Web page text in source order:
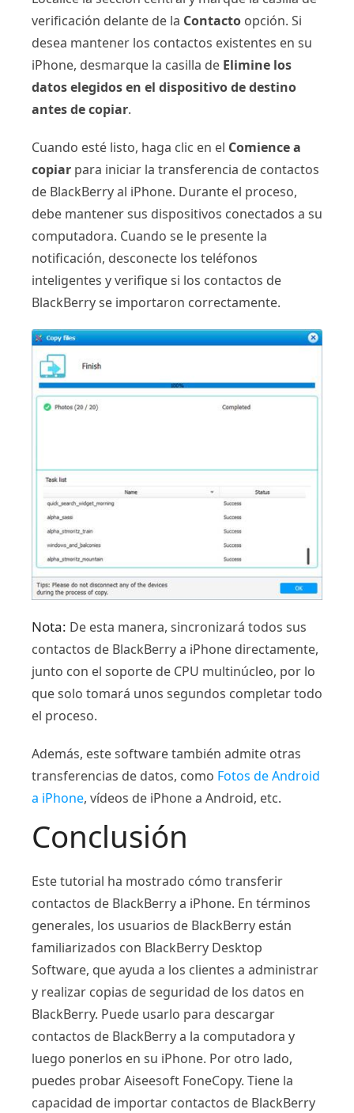
verificación delante de la Contacto opción. Si
desea mantener los contactos existentes en su
iPhone, desmarque la casilla de Elimine los
datos elegidos en el dispositivo de destino
antes de copiar.
Cuando esté listo, haga clic en el Comience a
copiar para iniciar la transferencia de contactos
de BlackBerry al iPhone. Durante el proceso,
debe mantener sus dispositivos conectados a su
computadora. Cuando se le presente la
notificación, desconecte los teléfonos
inteligentes y verifique si los contactos de
BlackBerry se importaron correctamente.
Nota: De esta manera, sincronizará todos sus
contactos de BlackBerry a iPhone directamente,
junto con el soporte de CPU multinúcleo, por lo
que solo tomará unos segundos completar todo
el proceso.
Además, este software también admite otras
transferencias de datos, como Fotos de Android
a iPhone, vídeos de iPhone a Android, etc.
Conclusión
Este tutorial ha mostrado cómo transferir
contactos de BlackBerry a iPhone. En términos
generales, los usuarios de BlackBerry están
familiarizados con BlackBerry Desktop
Software, que ayuda a los clientes a administrar
y realizar copias de seguridad de los datos en
BlackBerry. Puede usarlo para descargar
contactos de BlackBerry a la computadora y
luego ponerlos en su iPhone. Por otro lado,
puedes probar Aiseesoft FoneCopy. Tiene la
capacidad de importar contactos de BlackBerry